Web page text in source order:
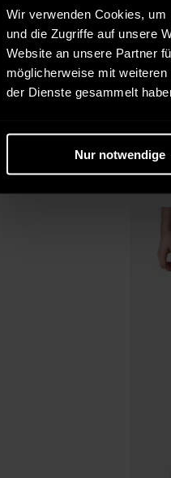
Wir verwenden Cookies,
und die Zugriffe auf unsere
Website an unsere Partner
möglicherweise mit
der Dienste gesammelt
Nur notwendige